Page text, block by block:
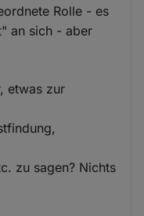
Rolle - es
an sich - aber
etwas zur
zu sagen? Nichts